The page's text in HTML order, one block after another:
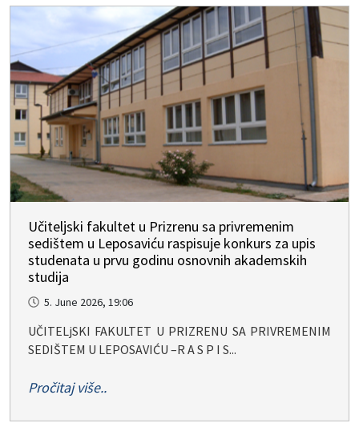
Učiteljski fakultet u Prizrenu sa privremenim
sedištem u Leposaviću raspisuje konkurs za upis
studenata u prvu godinu osnovnih akademskih
studija
5. June 2026, 19:06
UČITELjSKI FAKULTET U PRIZRENU SA PRIVREMENIM
SEDIŠTEM U LEPOSAVIĆU –R A S P I S...
Pročitaj više..